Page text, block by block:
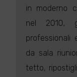
in moderno
nel 2010,
professionali
da sala
tetto,